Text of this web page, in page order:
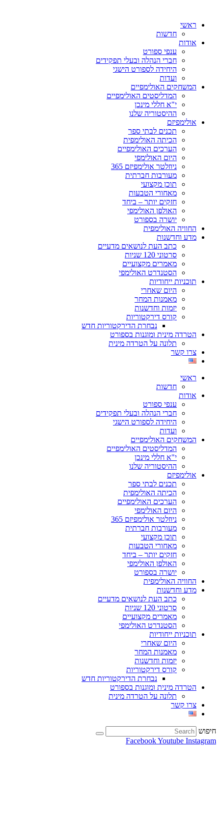
ראשי
חדשות
אודות
ענפי ספורט
חברי הנהלה ובעלי תפקידים
היחידה לספורט הישגי
ועדות
המשחקים האולימפיים
המדליסטים האולימפיים
י"א חללי מינכן
ההיסטוריה שלנו
אולימפיזם
תכנים לבתי ספר
הכיתה האולימפית
הערכים האולימפיים
היום האולימפי
ניוזלטר אולימפיזם 365
מעורבות חברתית
תוכן מקצועי
מאחורי הטבעות
חזקים יותר – ביחד
האולפן האולימפי
יושרה בספורט
החוויה האולימפית
מדע וחדשנות
כתב העת לנושאים מדעיים
סרטוני 120 שניות
מאמרים מקצועיים
הסטנדרט האולימפי
תוכניות ייחודיות
היום שאחרי
מאמנות המחר
יזמות וחדשנות
קורס דירקטוריות
נבחרת הדירקטוריות חדש
הטרדה מינית ומוגנות בספורט
תלונה על הטרדה מינית
צרו קשר
ראשי
חדשות
אודות
ענפי ספורט
חברי הנהלה ובעלי תפקידים
היחידה לספורט הישגי
ועדות
המשחקים האולימפיים
המדליסטים האולימפיים
י"א חללי מינכן
ההיסטוריה שלנו
אולימפיזם
תכנים לבתי ספר
הכיתה האולימפית
הערכים האולימפיים
היום האולימפי
ניוזלטר אולימפיזם 365
מעורבות חברתית
תוכן מקצועי
מאחורי הטבעות
חזקים יותר – ביחד
האולפן האולימפי
יושרה בספורט
החוויה האולימפית
מדע וחדשנות
כתב העת לנושאים מדעיים
סרטוני 120 שניות
מאמרים מקצועיים
הסטנדרט האולימפי
תוכניות ייחודיות
היום שאחרי
מאמנות המחר
יזמות וחדשנות
קורס דירקטוריות
נבחרת הדירקטוריות חדש
הטרדה מינית ומוגנות בספורט
תלונה על הטרדה מינית
צרו קשר
חיפוש
FacebookYoutube Instagram